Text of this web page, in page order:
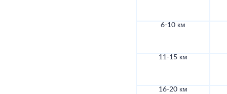
6-10 км
11-15 км
16-20 км